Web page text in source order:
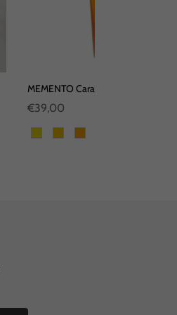
MEMENTO Caraffa in vetro colorata
€39,00